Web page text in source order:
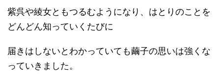
紫呉や綾女ともつるむようになり、はとりのことを
どんどん知っていくたびに
届きはしないとわかっていても繭子の思いは強くな
っていきました。